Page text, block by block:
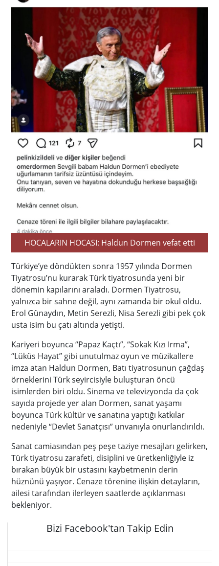
HOCALARIN HOCASI: Haldun Dormen vefat etti
Türkiye’ye döndükten sonra 1957 yılında Dormen
Tiyatrosu’nu kurarak Türk tiyatrosunda yeni bir
dönemin kapılarını araladı. Dormen Tiyatrosu,
yalnızca bir sahne değil, aynı zamanda bir okul oldu.
Erol Günaydın, Metin Serezli, Nisa Serezli gibi pek çok
usta isim bu çatı altında yetişti.
Kariyeri boyunca “Papaz Kaçtı”, “Sokak Kızı Irma”,
“Lüküs Hayat” gibi unutulmaz oyun ve müzikallere
imza atan Haldun Dormen, Batı tiyatrosunun çağdaş
örneklerini Türk seyircisiyle buluşturan öncü
isimlerden biri oldu. Sinema ve televizyonda da çok
sayıda projede yer alan Dormen, sanat yaşamı
boyunca Türk kültür ve sanatına yaptığı katkılar
nedeniyle “Devlet Sanatçısı” unvanıyla onurlandırıldı.
Sanat camiasından peş peşe taziye mesajları gelirken,
Türk tiyatrosu zarafeti, disiplini ve üretkenliğiyle iz
bırakan büyük bir ustasını kaybetmenin derin
hüznünü yaşıyor. Cenaze törenine ilişkin detayların,
ailesi tarafından ilerleyen saatlerde açıklanması
bekleniyor.
Bizi Facebook'tan Takip Edin